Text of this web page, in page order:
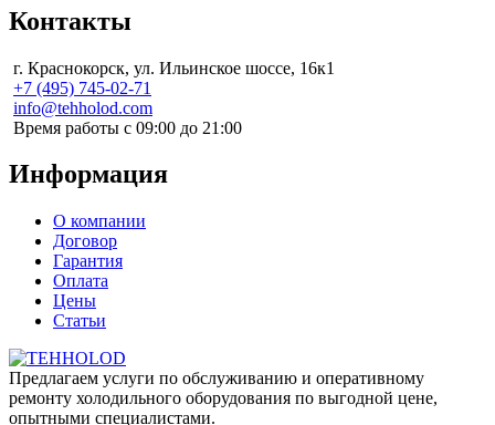
Контакты
г. Краснокорск, ул. Ильинское шоссе, 16к1
+7 (495) 745-02-71
info@tehholod.com
Время работы с 09:00 до 21:00
Информация
О компании
Договор
Гарантия
Оплата
Цены
Статьи
Предлагаем услуги по обслуживанию и оперативному
ремонту холодильного оборудования по выгодной цене,
опытными специалистами.